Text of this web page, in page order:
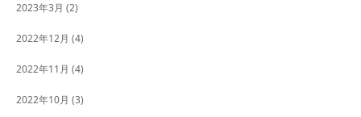
2023年3月 (2)
2022年12月 (4)
2022年11月 (4)
2022年10月 (3)